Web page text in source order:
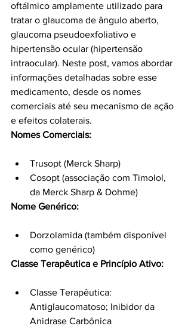
oftálmico amplamente utilizado para
tratar o glaucoma de ângulo aberto,
glaucoma pseudoexfoliativo e
hipertensão ocular (hipertensão
intraocular). Neste post, vamos abordar
informações detalhadas sobre esse
medicamento, desde os nomes
comerciais até seu mecanismo de ação
e efeitos colaterais.
Nomes Comerciais:
Trusopt (Merck Sharp)
Cosopt (associação com Timolol,
da Merck Sharp & Dohme)
Nome Genérico:
Dorzolamida (também disponível
como genérico)
Classe Terapêutica e Princípio Ativo:
Classe Terapêutica:
Antiglaucomatoso; Inibidor da
Anidrase Carbônica